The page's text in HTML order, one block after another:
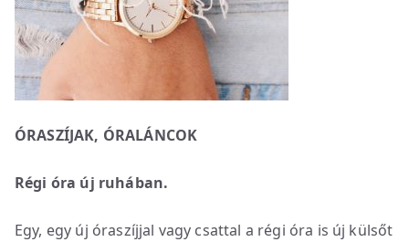
ÓRASZÍJAK, ÓRALÁNCOK
Régi óra új ruhában.
Egy, egy új óraszíjjal vagy csattal a régi óra is új külsőt